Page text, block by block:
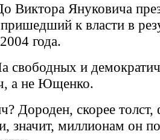
Виктора Януковича
к власти в
года.
свободных и
а не Ющенко.
Дороден, скорее толст,
значит, миллионам он